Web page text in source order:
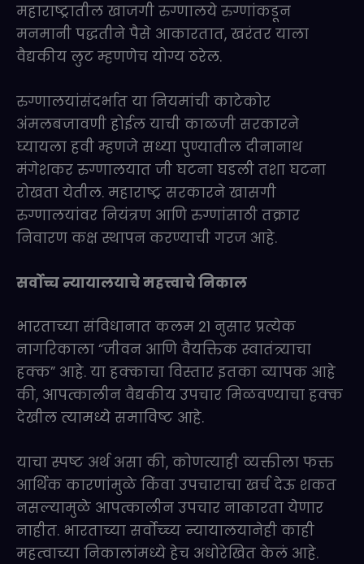
महाराष्ट्रातील खाजगी रुग्णालये रुग्णांकडून
मनमानी पद्धतीने पैसे आकारतात, खरंतर याला
वैद्यकीय लुट म्हणणेच योग्य ठरेल.
रुग्णालयांसंदर्भात या नियमांची काटेकोर
अंमलबजावणी होईल याची काळजी सरकारने
घ्यायला हवी म्हणजे सध्या पुण्यातील दीनानाथ
मंगेशकर रुग्णालयात जी घटना घडली तशा घटना
रोखता येतील. महाराष्ट्र सरकारने खासगी
रुग्णालयांवर नियंत्रण आणि रुग्णांसाठी तक्रार
निवारण कक्ष स्थापन करण्याची गरज आहे.
सर्वोच्च न्यायालयाचे महत्त्वाचे निकाल
भारताच्या संविधानात कलम 21 नुसार प्रत्येक
नागरिकाला “जीवन आणि वैयक्तिक स्वातंत्र्याचा
हक्क” आहे. या हक्काचा विस्तार इतका व्यापक आहे
की, आपत्कालीन वैद्यकीय उपचार मिळवण्याचा हक्क
देखील त्यामध्ये समाविष्ट आहे.
याचा स्पष्ट अर्थ असा की, कोणत्याही व्यक्तीला फक्त
आर्थिक कारणांमुळे किंवा उपचाराचा खर्च देऊ शकत
नसल्यामुळे आपत्कालीन उपचार नाकारता येणार
नाहीत. भारताच्या सर्वोच्च्य न्यायालयानेही काही
महत्वाच्या निकालांमध्ये हेच अधोरेखित केलं आहे.